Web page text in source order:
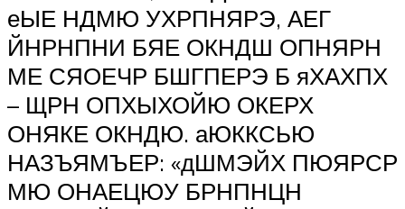
еЫЕ НДМЮ УХРПНЯРЭ, АЕГ
ЙНРНПНИ БЯЕ ОКНДШ ОПНЯРН
МЕ СЯОЕЧР БШГПЕРЭ Б яХАХПХ
– ЩРН ОПХЫХОЙЮ ОКЕРХ
ОНЯКЕ ОКНДЮ. аЮККСЬЮ
НАЗЪЯМЪЕР: «дШМЭЙХ ПЮЯРСР
МЮ ОНАЕЦЮУ БРНПНЦН